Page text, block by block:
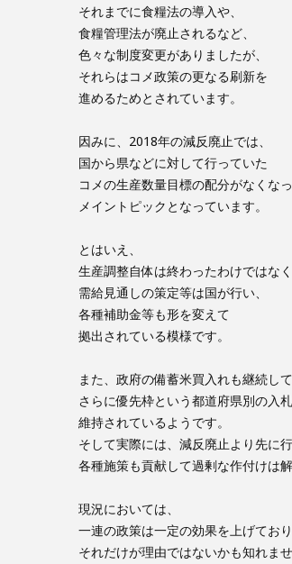
それまでに食糧法の導入や、
食糧管理法が廃止されるなど、
色々な制度変更がありましたが、
それらはコメ政策の更なる刷新を
進めるためとされています。
因みに、2018年の減反廃止では、
国から県などに対して行っていた
コメの生産数量目標の配分がなくな
メイントピックとなっています。
とはいえ、
生産調整自体は終わったわけではなく
需給見通しの策定等は国が行い、
各種補助金等も形を変えて
拠出されている模様です。
また、政府の備蓄米買入れも継続して
さらに優先枠という都道府県別の入
維持されているようです。
そして実際には、減反廃止より先に
各種施策も貢献して過剰な作付けは
現況においては、
一連の政策は一定の効果を上げており
それだけが理由ではないかも知れま